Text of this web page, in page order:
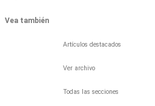
Vea también
Artículos destacados
Ver archivo
Todas las secciones